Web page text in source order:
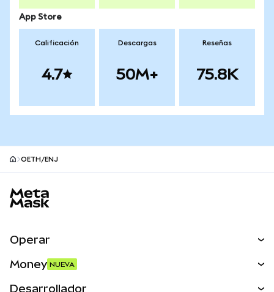
App Store
Calificación
4.7
Descargas
50M+
Reseñas
75.8K
OETH/ENJ
Operar
Money NUEVA
Desarrollador